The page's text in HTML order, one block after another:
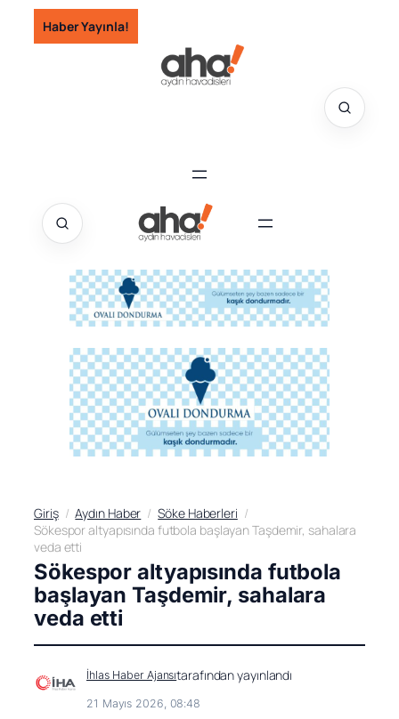
İçeriğe
geç
Haber Yayınla!
Giriş Aydın Haber
Söke Haberleri
Sökespor altyapısında futbola başlayan Taşdemir, sahalara
veda etti
Sökespor altyapısında futbola
başlayan Taşdemir, sahalara
veda etti
İhlas Haber Ajansıtarafından yayınlandı
21 Mayıs 2026, 08:48